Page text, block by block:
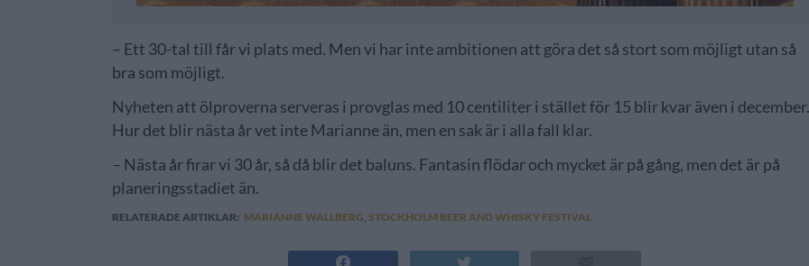
– Ett 30-tal till får vi plats med. Men vi har inte ambitionen att göra det så stort som möjligt utan så
bra som möjligt.
Nyheten att ölproverna serveras i provglas med 10 centiliter i stället för 15 blir kvar även i
Hur det blir nästa år vet inte Marianne än, men en sak är i alla fall klar.
– Nästa år firar vi 30 år, så då blir det baluns. Fantasin flödar och mycket är på gång, men det är på
planeringsstadiet än.
RELATERADE ARTIKLAR: MARIANNE WALLBERG ,STOCKHOLM BEER AND WHISKY FESTIVAL